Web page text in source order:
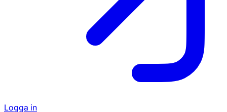
Logga in